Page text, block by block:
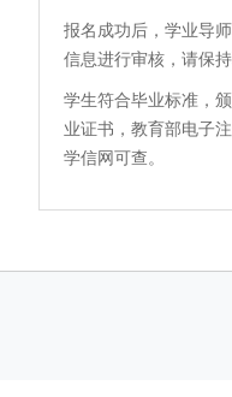
报名成功后，学业导
信息进行审核，请保持
学生符合毕业标准，
业证书，教育部电子
学信网可查。